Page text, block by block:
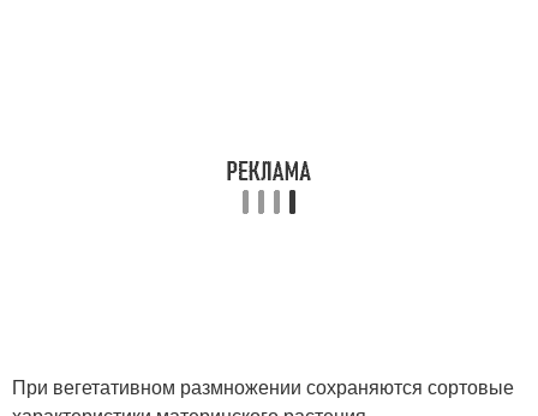
При вегетативном размножении сохраняются сортовые